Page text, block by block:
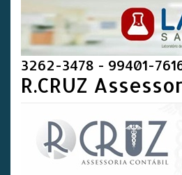
3262-3478 - 99401-
R.CRUZ